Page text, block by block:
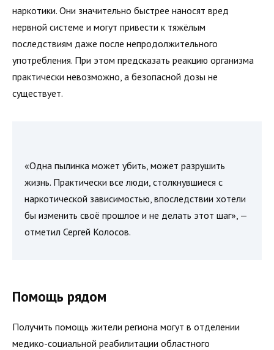
наркотики. Они значительно быстрее наносят вред
нервной системе и могут привести к тяжёлым
последствиям даже после непродолжительного
употребления. При этом предсказать реакцию организма
практически невозможно, а безопасной дозы не
существует.
«Одна пылинка может убить, может разрушить
жизнь. Практически все люди, столкнувшиеся с
наркотической зависимостью, впоследствии хотели
бы изменить своё прошлое и не делать этот шаг», —
отметил Сергей Колосов.
Помощь рядом
Получить помощь жители региона могут в отделении
медико-социальной реабилитации областного